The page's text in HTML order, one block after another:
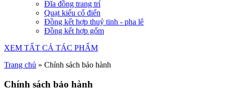
Đĩa đồng trang trí
Quạt kiểu cổ điển
Đồng kết hợp thuỷ tinh - pha lê
Đồng kết hợp gốm
XEM TẤT CẢ TÁC PHẨM
Trang chủ » Chính sách bảo hành
Chính sách bảo hành